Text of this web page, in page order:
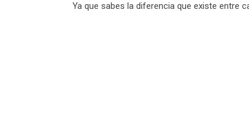
Ya que sabes la diferencia que existe entre